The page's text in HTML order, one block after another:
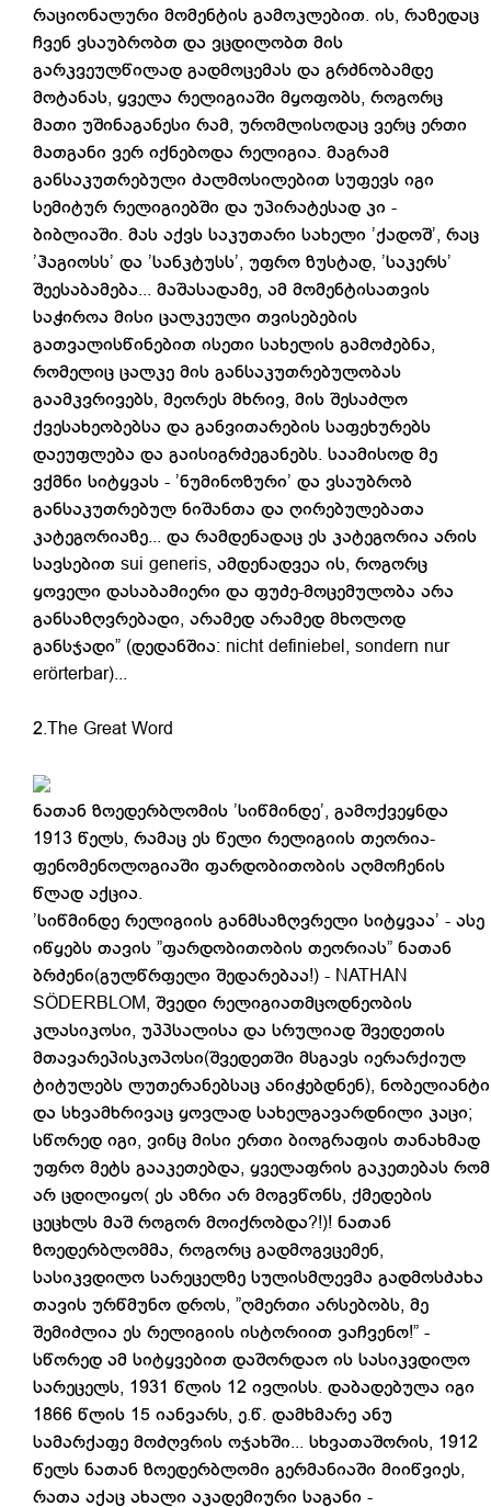
რაციონალური მომენტის გამოკლებით. ის, რაზედაც
ჩვენ ვსაუბრობთ და ვცდილობთ მის
გარკვეულწილად გადმოცემას და გრძნობამდე
მოტანას, ყველა რელიგიაში მყოფობს, როგორც
მათი უშინაგანესი რამ, ურომლისოდაც ვერც ერთი
მათგანი ვერ იქნებოდა რელიგია. მაგრამ
განსაკუთრებული ძალმოსილებით სუფევს იგი
სემიტურ რელიგიებში და უპირატესად კი -
ბიბლიაში. მას აქვს საკუთარი სახელი ’ქადოშ’, რაც
’ჰაგიოსს’ და ’სანკტუსს’, უფრო ზუსტად, ’საკერს’
შეესაბამება... მაშასადამე, ამ მომენტისათვის
საჭიროა მისი ცალკეული თვისებების
გათვალისწინებით ისეთი სახელის გამოძებნა,
რომელიც ცალკე მის განსაკუთრებულობას
გაამკვრივებს, მეორეს მხრივ, მის შესაძლო
ქვესახეობებსა და განვითარების საფეხურებს
დაეუფლება და გაისიგრძეგანებს. საამისოდ მე
ვქმნი სიტყვას - ’ნუმინოზური’ და ვსაუბრობ
განსაკუთრებულ ნიშანთა და ღირებულებათა
კატეგორიაზე... და რამდენადაც ეს კატეგორია არის
სავსებით sui generis, ამდენადვეა ის, როგორც
ყოველი დასაბამიერი და ფუძე-მოცემულობა არა
განსაზღვრებადი, არამედ არამედ მხოლოდ
განსჯადი” (დედანშია: nicht definiebel, sondern nur
erörterbar)...
2.The Great Word
ნათან ზოედერბლომის ’სიწმინდე’, გამოქვეყნდა
1913 წელს, რამაც ეს წელი რელიგიის თეორია-
ფენომენოლოგიაში ფარდობითობის აღმოჩენის
წლად აქცია.
’სიწმინდე რელიგიის განმსაზღვრელი სიტყვაა’ - ასე
იწყებს თავის ”ფარდობითობის თეორიას” ნათან
ბრძენი(გულწრფელი შედარებაა!) - NATHAN
SÖDERBLOM, შვედი რელიგიათმცოდნეობის
კლასიკოსი, უპპსალისა და სრულიად შვედეთის
მთავარეპისკოპოსი(შვედეთში მსგავს იერარქიულ
ტიტულებს ლუთერანებსაც ანიჭებდნენ), ნობელიანტი
და სხვამხრივაც ყოვლად სახელგავარდნილი კაცი;
სწორედ იგი, ვინც მისი ერთი ბიოგრაფის თანახმად
უფრო მეტს გააკეთებდა, ყველაფრის გაკეთებას რომ
არ ცდილიყო( ეს აზრი არ მოგვწონს, ქმედების
ცეცხლს მაშ როგორ მოიქრობდა?!)! ნათან
ზოედერბლომმა, როგორც გადმოგვცემენ,
სასიკვდილო სარეცელზე სულისმლევმა გადმოსძახა
თავის ურწმუნო დროს, ”ღმერთი არსებობს, მე
შემიძლია ეს რელიგიის ისტორიით ვაჩვენო!” -
სწორედ ამ სიტყვებით დაშორდაო ის სასიკვდილო
სარეცელს, 1931 წლის 12 ივლისს. დაბადებულა იგი
1866 წლის 15 იანვარს, ე.წ. დამხმარე ანუ
სამარქაფე მოძღვრის ოჯახში... სხვათაშორის, 1912
წელს ნათან ზოედერბლომი გერმანიაში მიიწვიეს,
რათა აქაც ახალი აკადემიური საგანი -